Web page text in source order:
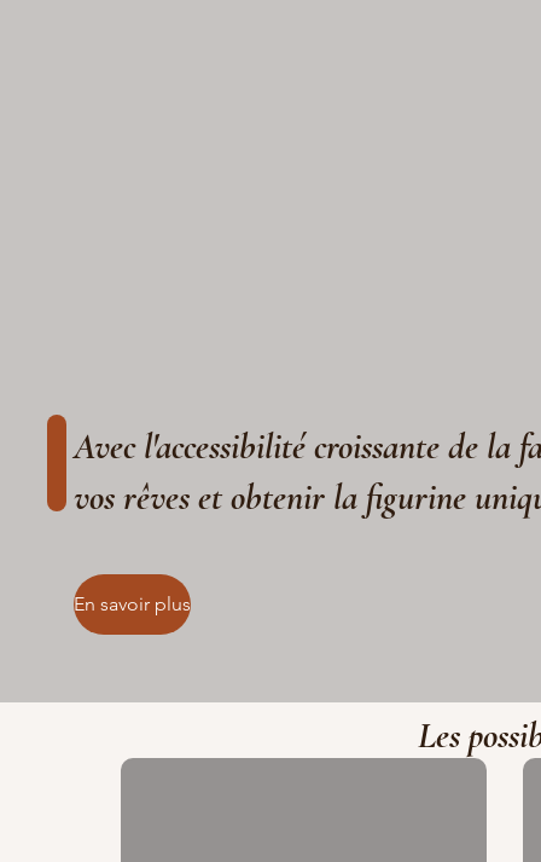
Avec l'accessibilité croissante de la
vos rêves et obtenir la figurine
En savoir plus
Les